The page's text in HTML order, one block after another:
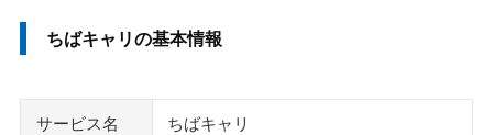
ちばキャリの基本情報
サービス名 ちばキャリ